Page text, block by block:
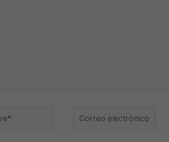
Correo